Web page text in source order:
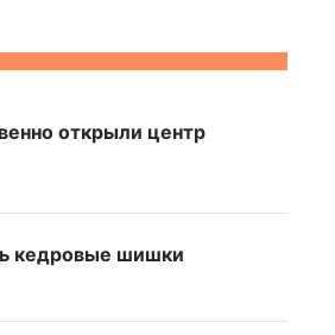
открыли центр
кедровые шишки